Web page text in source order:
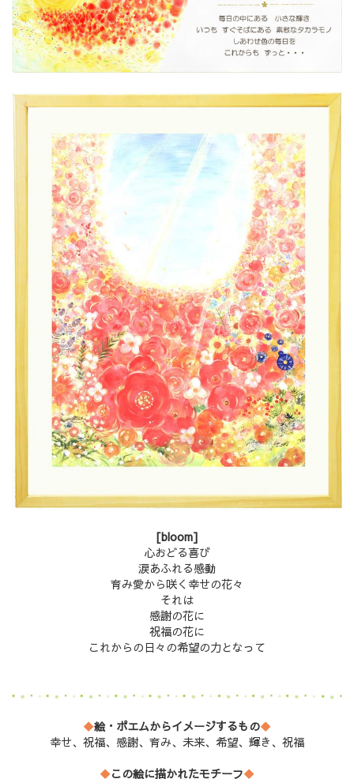
[bloom]
心おどる喜び
涙あふれる感動
育み愛から咲く幸せの花々
それは
感謝の花に
祝福の花に
これからの日々の希望の力となって
◆絵・ポエムからイメージするもの◆
幸せ、祝福、感謝、育み、未来、希望、輝き、祝福
◆この絵に描かれたモチーフ◆